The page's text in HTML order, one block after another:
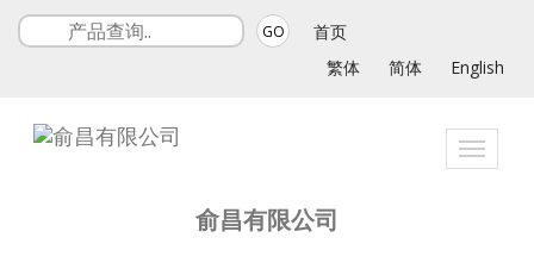
GO
首页
繁体
简体 English
Toggle
俞昌有限公司